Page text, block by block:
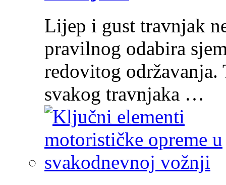
Lijep i gust travnjak
pravilnog odabira
redovitog održavanja.
svakog travnjaka …